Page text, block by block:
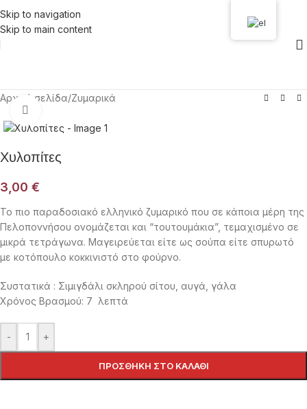
Skip to navigation
Skip to main content
Αρχική σελίδα/Ζυμαρικά
Χυλοπίτες
3,00 €
Το πιο παραδοσιακό ελληνικό ζυμαρικό που σε κάποια μέρη της
Πελοποννήσου ονομάζεται και “τουτουμάκια”, τεμαχισμένο σε
μικρά τετράγωνα. Μαγειρεύεται είτε ως σούπα είτε σπυρωτό
με κοτόπουλο κοκκινιστό στο φούρνο.
Συστατικά : Σιμιγδάλι σκληρού σίτου, αυγά, γάλα
Χρόνος Βρασμού: 7 λεπτά
- +
ΠΡΟΣΘΉΚΗ ΣΤΟ ΚΑΛΆΘΙ